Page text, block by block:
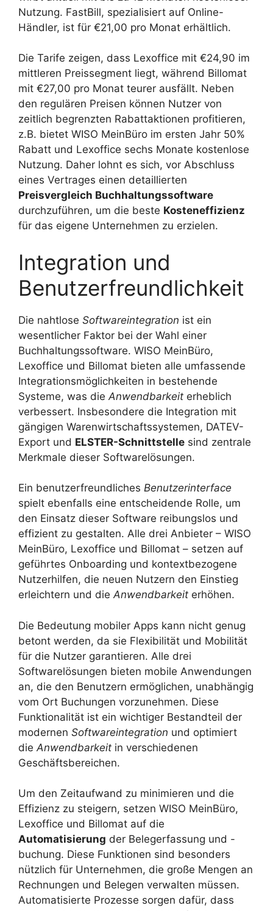
Nutzung. FastBill, spezialisiert auf Online-
Händler, ist für €21,00 pro Monat erhältlich.
Die Tarife zeigen, dass Lexoffice mit €24,90 im
mittleren Preissegment liegt, während Billomat
mit €27,00 pro Monat teurer ausfällt. Neben
den regulären Preisen können Nutzer von
zeitlich begrenzten Rabattaktionen profitieren,
z.B. bietet WISO MeinBüro im ersten Jahr 50%
Rabatt und Lexoffice sechs Monate kostenlose
Nutzung. Daher lohnt es sich, vor Abschluss
eines Vertrages einen detaillierten
Preisvergleich Buchhaltungssoftware
durchzuführen, um die beste Kosteneffizienz
für das eigene Unternehmen zu erzielen.
Integration und
Benutzerfreundlichkeit
Die nahtlose Softwareintegration ist ein
wesentlicher Faktor bei der Wahl einer
Buchhaltungssoftware. WISO MeinBüro,
Lexoffice und Billomat bieten alle umfassende
Integrationsmöglichkeiten in bestehende
Systeme, was die Anwendbarkeit erheblich
verbessert. Insbesondere die Integration mit
gängigen Warenwirtschaftssystemen, DATEV-
Export und ELSTER-Schnittstelle sind zentrale
Merkmale dieser Softwarelösungen.
Ein benutzerfreundliches Benutzerinterface
spielt ebenfalls eine entscheidende Rolle, um
den Einsatz dieser Software reibungslos und
effizient zu gestalten. Alle drei Anbieter – WISO
MeinBüro, Lexoffice und Billomat – setzen auf
geführtes Onboarding und kontextbezogene
Nutzerhilfen, die neuen Nutzern den Einstieg
erleichtern und dieAnwendbarkeit erhöhen.
Die Bedeutung mobiler Apps kann nicht genug
betont werden, da sie Flexibilität und Mobilität
für die Nutzer garantieren. Alle drei
Softwarelösungen bieten mobile Anwendungen
an, die den Benutzern ermöglichen, unabhängig
vom Ort Buchungen vorzunehmen. Diese
Funktionalität ist ein wichtiger Bestandteil der
modernen Softwareintegration und optimiert
die Anwendbarkeit in verschiedenen
Geschäftsbereichen.
Um den Zeitaufwand zu minimieren und die
Effizienz zu steigern, setzen WISO MeinBüro,
Lexoffice und Billomat auf die
Automatisierung der Belegerfassung und -
buchung. Diese Funktionen sind besonders
nützlich für Unternehmen, die große Mengen an
Rechnungen und Belegen verwalten müssen.
Automatisierte Prozesse sorgen dafür, dass